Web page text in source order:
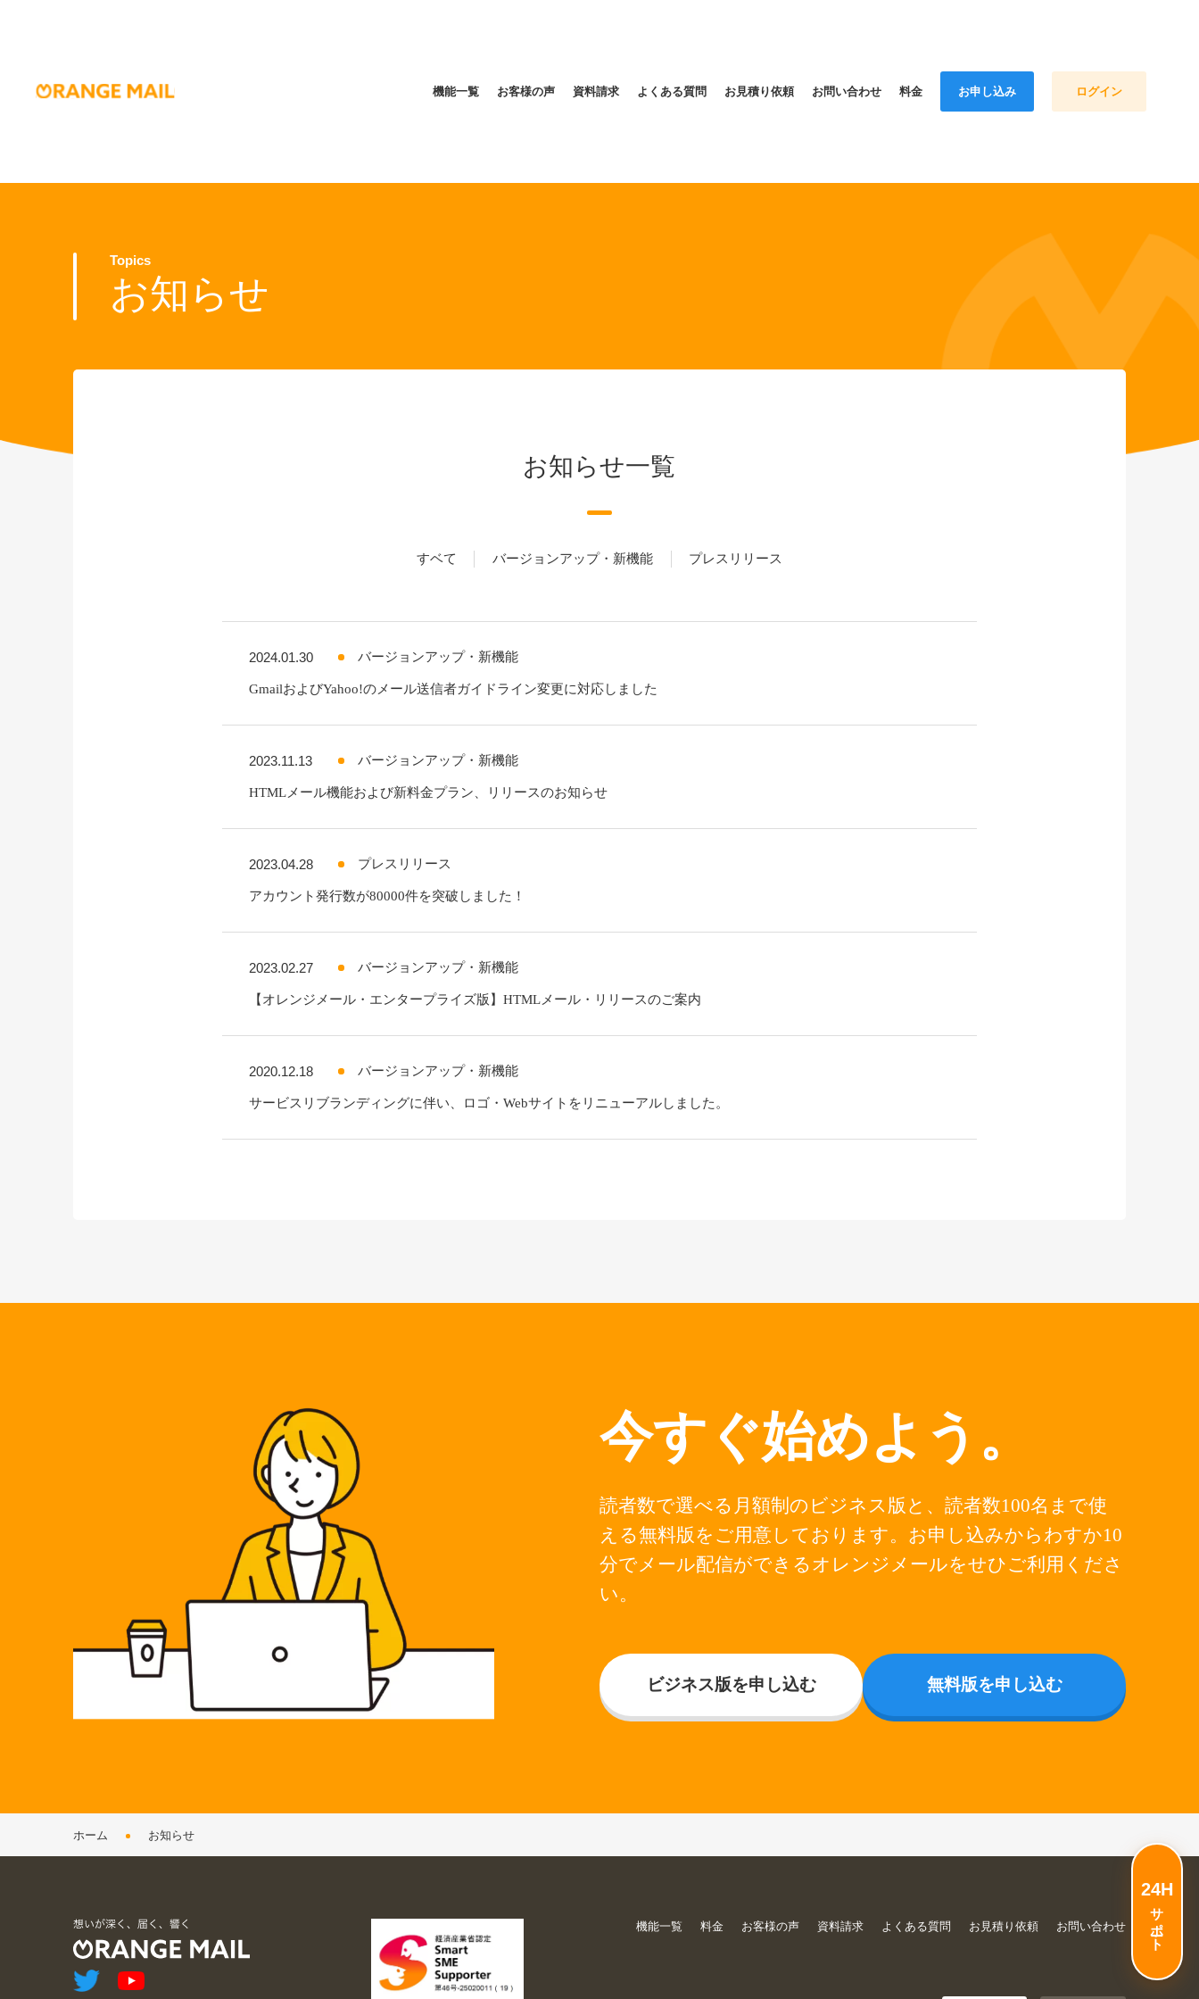
機能一覧 お客様の声 資料請求 よくある質問 お見積り依頼 お問い合わせ 料金 お申し込み ログイン
Topics
お知らせ
お知らせ一覧
すベて バージョンアップ・新機能 プレスリリース
2024.01.30 バージョンアップ・新機能
GmailおよびYahoo!のメール送信者ガイドライン変更に対応しました
2023.11.13 バージョンアップ・新機能
HTMLメール機能および新料金プラン、リリースのお知らせ
2023.04.28 プレスリリース
アカウント発行数が80000件を突破しました！
2023.02.27 バージョンアップ・新機能
【オレンジメール・エンタープライズ版】HTMLメール・リリースのご案内
2020.12.18 バージョンアップ・新機能
サービスリブランディングに伴い、ロゴ・Webサイトをリニューアルしました。
今すぐ始めよう。
読者数で選べる月額制のビジネス版と、読者数100名まで使
える無料版をご用意しております。お申し込みからわすか10
分でメール配信ができるオレンジメールをせひご利用くださ
い。
ビジネス版を申し込む 無料版を申し込む
ホーム お知らせ
機能一覧 料金 お客様の声 資料請求 よくある質問 お見積り依頼 お問い合わせ
24H
サポート